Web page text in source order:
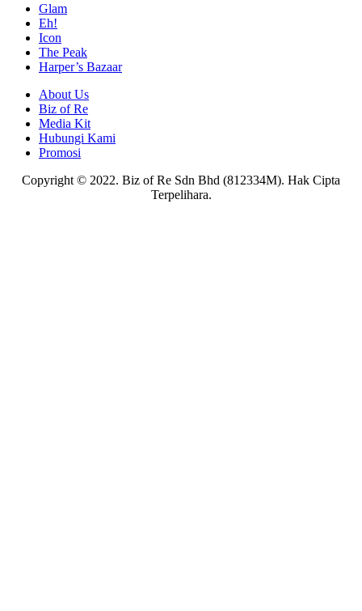
Glam
Eh!
Icon
The Peak
Harper’s Bazaar
About Us
Biz of Re
Media Kit
Hubungi Kami
Promosi
Copyright © 2022. Biz of Re Sdn Bhd (812334M). Hak Cipta
Terpelihara.